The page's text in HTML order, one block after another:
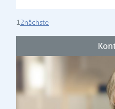
12nächste